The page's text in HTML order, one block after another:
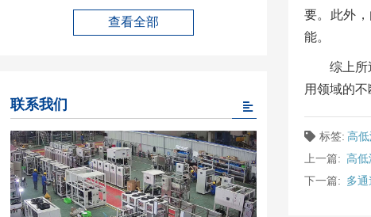
要。此外
能。
综上
用领域的
标签: 高
上一篇: 高低
下一篇: 多
查看全部
联系我们